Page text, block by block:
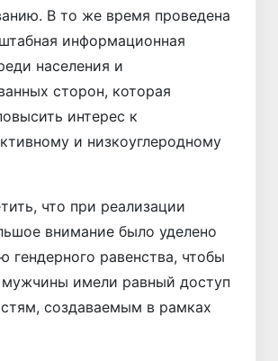
В то же время проведена
информационная
населения и
сторон, которая
интерес к
и низкоуглеродному
что при реализации
внимание было уделено
гендерного равенства, чтобы
имели равный доступ
создаваемым в рамках